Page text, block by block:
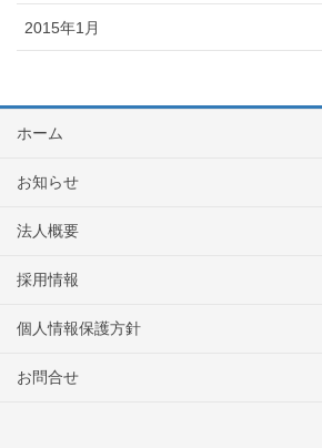
2015年1月
ホーム
お知らせ
法人概要
採用情報
個人情報保護方針
お問合せ